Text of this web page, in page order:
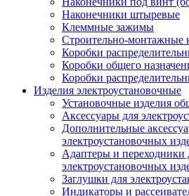
Наконечники штыревые
Клеммные зажимы
Строительно-монтажные
Коробки
Коробки общего
Коробки
Изделия электроустановочные
Установочные изделия
Аксессуары для
Дополнительные
электроустановочных
Адаптеры и переходники
электроустановочных
Заглушки для
Индикаторы и